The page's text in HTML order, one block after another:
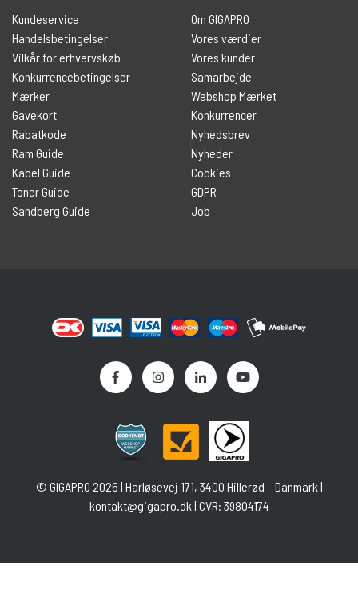
Kundeservice
Handelsbetingelser
Vilkår for erhvervskøb
Konkurrencebetingelser
Mærker
Gavekort
Rabatkode
Ram Guide
Kabel Guide
Toner Guide
Sandberg Guide
Om GIGAPRO
Vores værdier
Vores kunder
Samarbejde
Webshop Mærket
Konkurrencer
Nyhedsbrev
Nyheder
Cookies
GDPR
Job
© GIGAPRO 2026 | Harløsevej 171, 3400 Hillerød – Danmark |
kontakt@gigapro.dk | CVR: 39804174